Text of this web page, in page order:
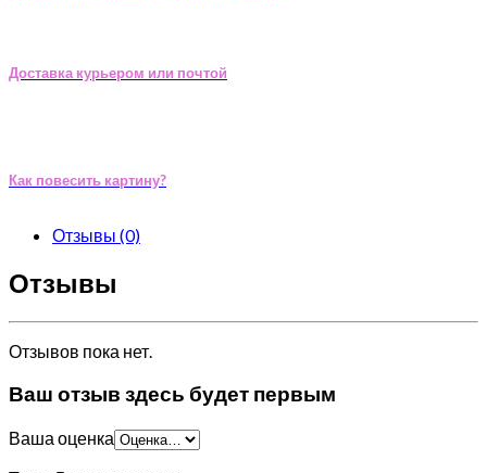
Доставка курьером или почтой
Как повесить картину?
Отзывы (0)
Отзывы
Отзывов пока нет.
Ваш отзыв здесь будет первым
Ваша оценка